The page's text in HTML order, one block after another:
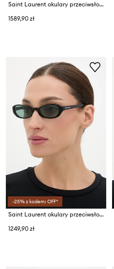
Saint Laurent okulary przeciwsłoneczne damskie
1589,90 zł
-25% z kodem: OFF*
Saint Laurent okulary przeciwsłoneczne damskie
1249,90 zł